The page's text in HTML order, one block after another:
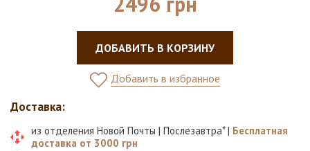
Доставка:
из отделения Новой Почты | Послезавтра* | Бесплатная
доставка от 3000 грн
ДОБАВИТЬ В КОРЗИНУ
Добавить в избранное